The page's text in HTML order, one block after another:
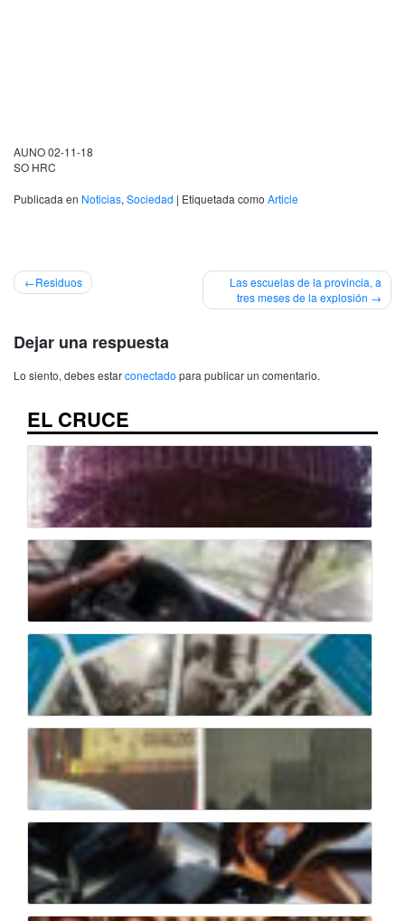
AUNO02-11-18
SO HRC
Publicada en Noticias, Sociedad | Etiquetada como Article
Navegación
entradas
Residuos
Las escuelas de la provincia, a
tres meses de la explosión
Dejar una respuesta
Lo siento, debes estarconectado para publicar un comentario.
EL CRUCE